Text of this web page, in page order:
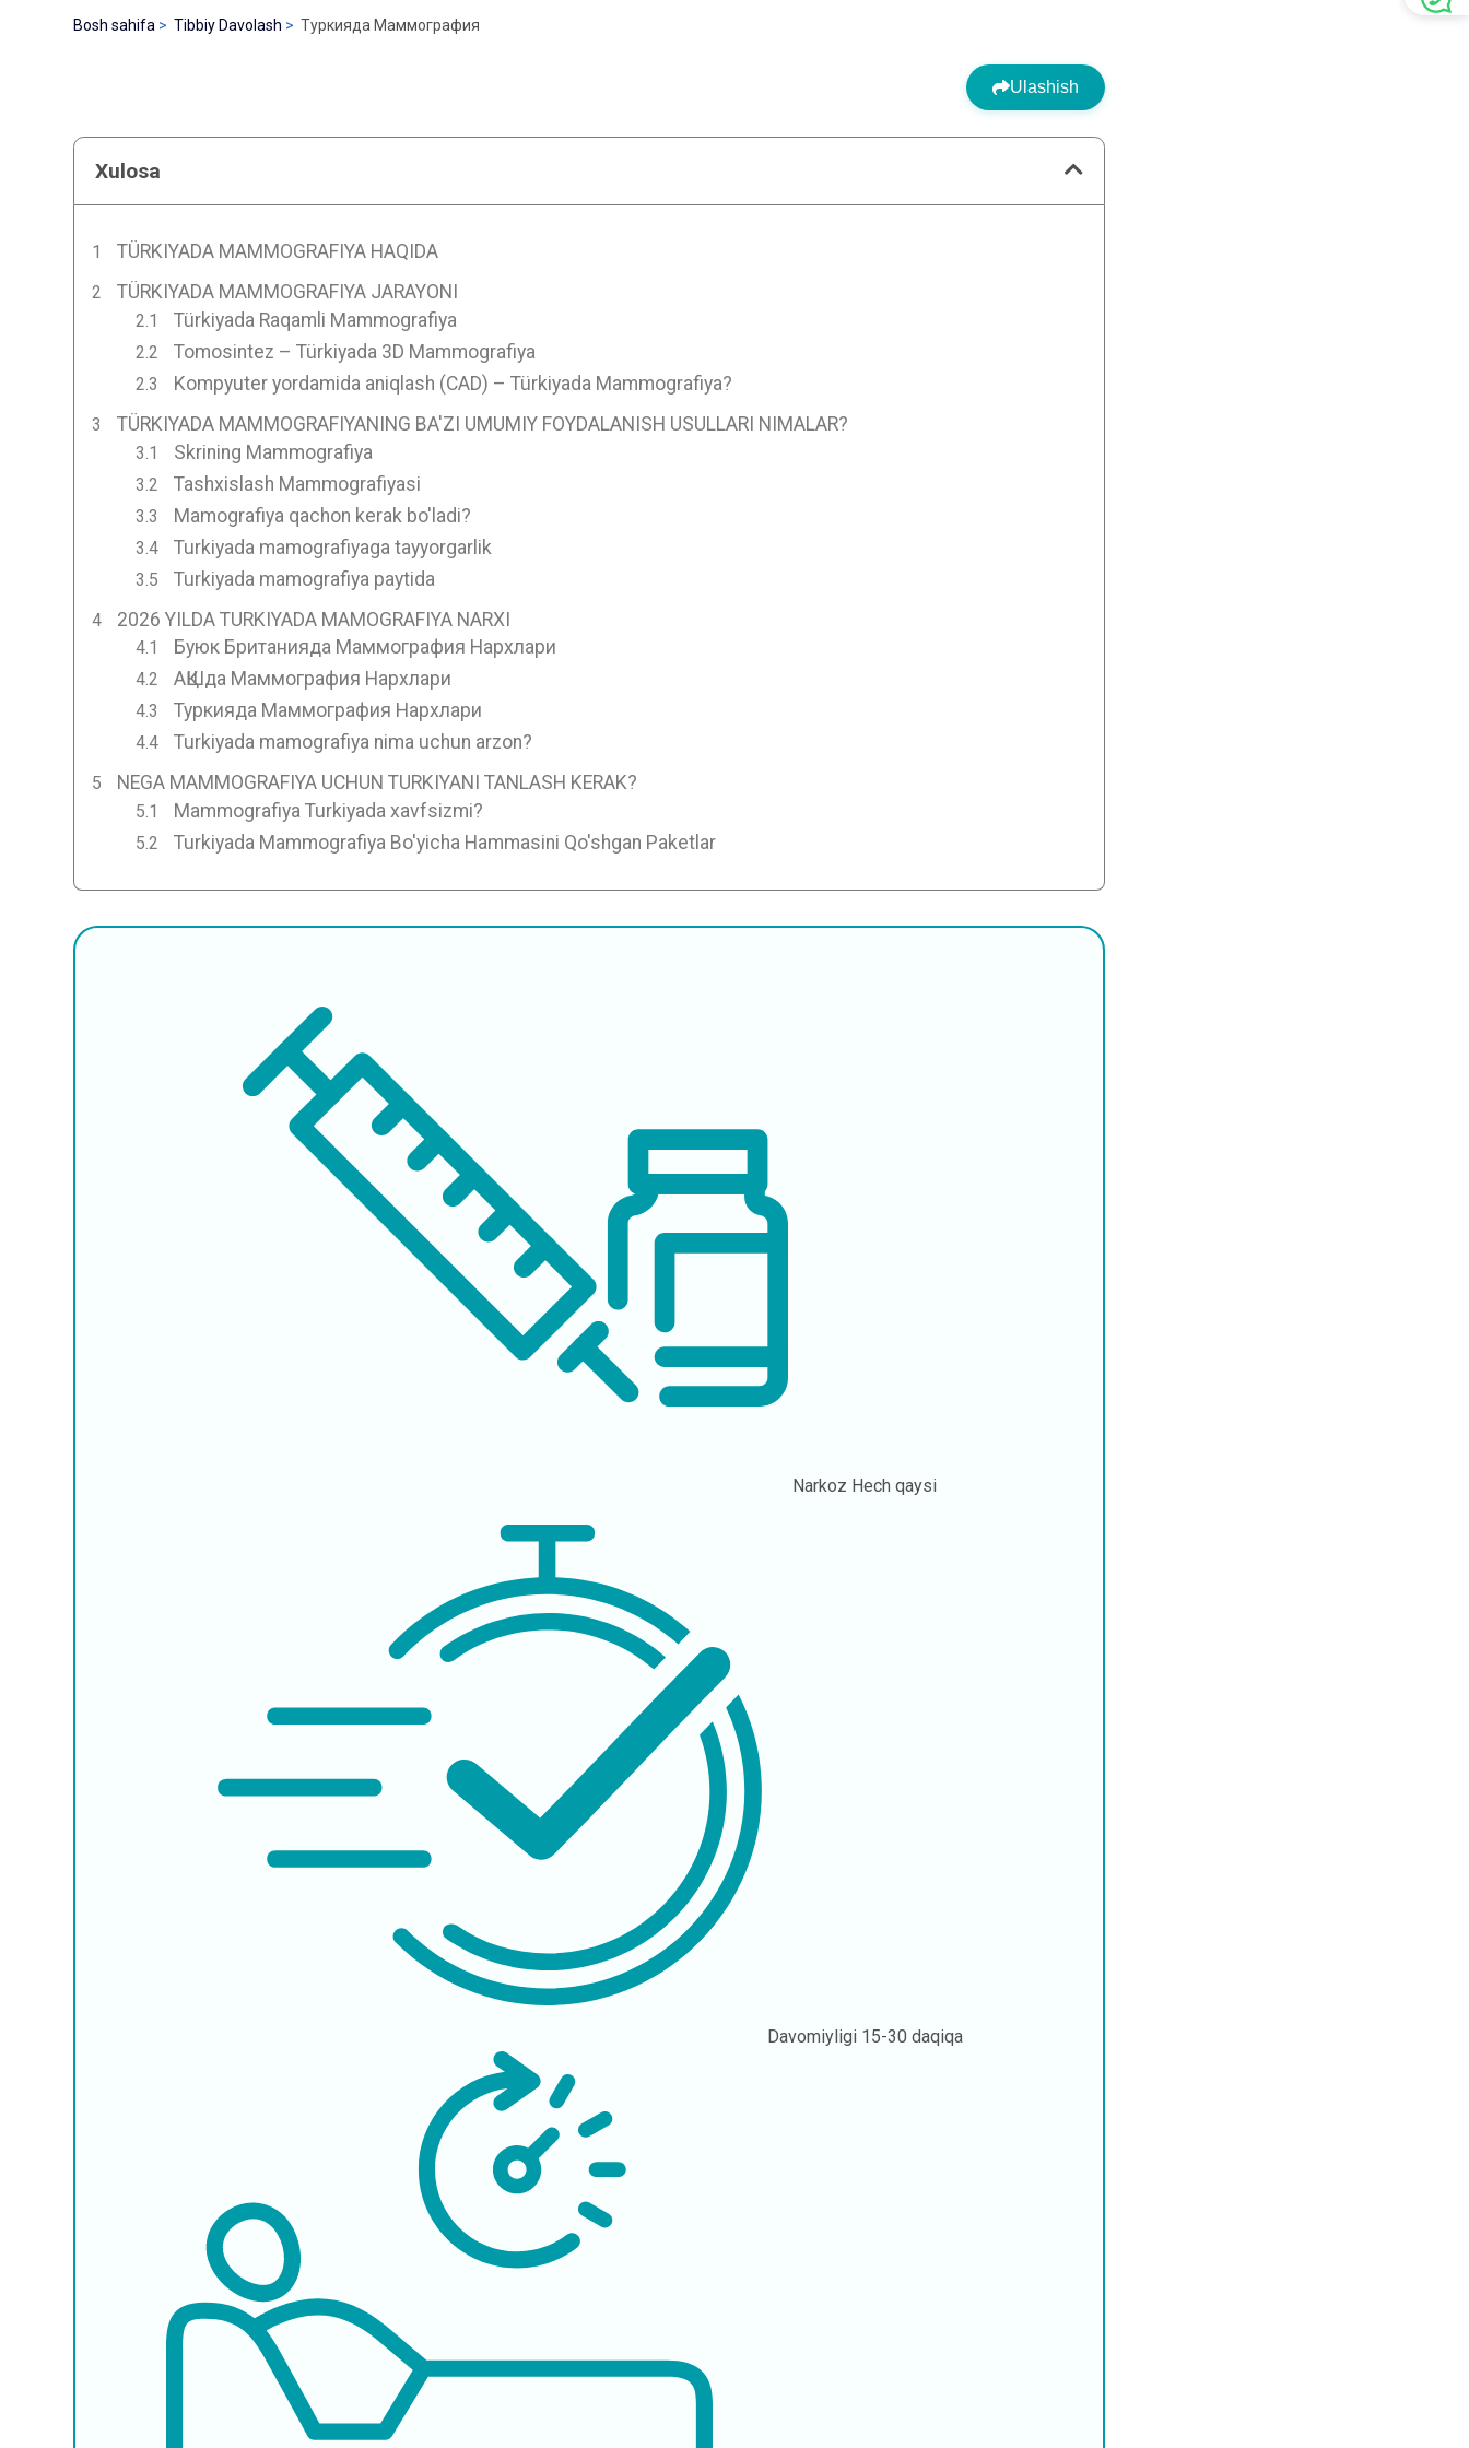
Bosh sahifa Tibbiy Davolash Туркияда Маммография
Ulashish
Xulosa
TÜRKIYADA MAMMOGRAFIYA HAQIDA
TÜRKIYADA MAMMOGRAFIYA JARAYONI
Türkiyada Raqamli Mammografiya
Tomosintez – Türkiyada 3D Mammografiya
Kompyuter yordamida aniqlash (CAD) – Türkiyada Mammografiya?
TÜRKIYADA MAMMOGRAFIYANING BA'ZI UMUMIY FOYDALANISH USULLARI NIMALAR?
Skrining Mammografiya
Tashxislash Mammografiyasi
Mamografiya qachon kerak bo'ladi?
Turkiyada mamografiyaga tayyorgarlik
Turkiyada mamografiya paytida
2026 YILDA TURKIYADA MAMOGRAFIYA NARXI
Буюк Британияда Маммография Нархлари
АҚШда Маммография Нархлари
Туркияда Маммография Нархлари
Turkiyada mamografiya nima uchun arzon?
NEGA MAMMOGRAFIYA UCHUN TURKIYANI TANLASH KERAK?
Mammografiya Turkiyada xavfsizmi?
Turkiyada Mammografiya Bo'yicha Hammasini Qo'shgan Paketlar
Narkoz Hech qaysi
Davomiyligi 15-30 daqiqa